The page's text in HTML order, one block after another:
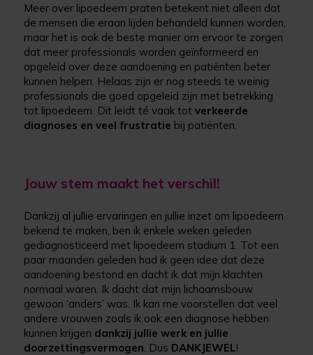
Meer over lipoedeem praten betekent niet alleen dat
de mensen die eraan lijden behandeld kunnen worden,
maar het is ook de beste manier om ervoor te zorgen
dat meer professionals worden geïnformeerd en
opgeleid over deze aandoening en patiënten beter
kunnen helpen. Helaas zijn er nog steeds te weinig
professionals die goed opgeleid zijn met betrekking
tot lipoedeem. Dit leidt té vaak totverkeerde
diagnoses en veel frustratie bij patiënten.
Jouw stem maakt het verschil!
Dankzij al jullie ervaringen en jullie inzet om lipoedeem
bekend te maken, ben ik enkele weken geleden
gediagnosticeerd met lipoedeem stadium 1. Tot een
paar maanden geleden had ik geen idee dat deze
aandoening bestond en dacht ik dat mijn klachten
normaal waren. Ik dacht dat mijn lichaamsbouw
gewoon ‘anders’ was. Ik kan me voorstellen dat veel
andere vrouwen zoals ik ook een diagnose hebben
kunnen krijgen dankzij jullie werk en jullie
doorzettingsvermogen . Dus DANKJEWEL!